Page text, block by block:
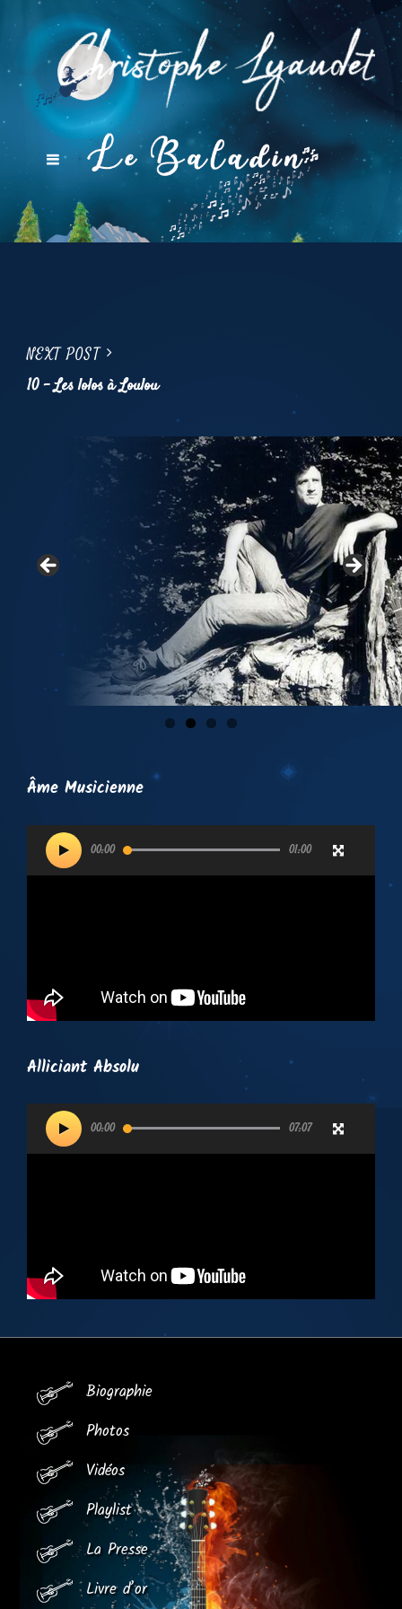
Navigation
de
Next
Post
NEXT POST
10 – Les lolos à Loulou
Âme Musicienne
Lecteur
vidéo
00:00 01:00
Alliciant Absolu
Lecteur
vidéo
00:00 07:07
Biographie
Photos
Vidéos
Playlist
La Presse
Livre d’or